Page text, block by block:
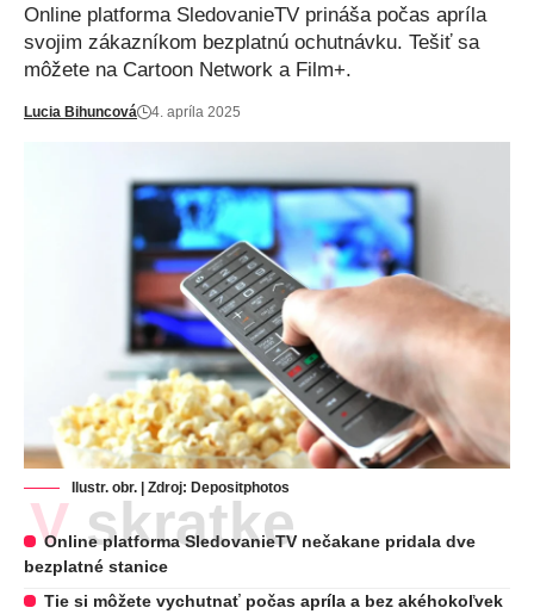
Online platforma SledovanieTV prináša počas apríla
svojim zákazníkom bezplatnú ochutnávku. Tešiť sa
môžete na Cartoon Network a Film+.
Lucia Bihuncová 4. apríla 2025
Ilustr. obr. | Zdroj: Depositphotos
V skratke
Online platforma SledovanieTV nečakane pridala dve
bezplatné stanice
Tie si môžete vychutnať počas apríla a bez akéhokoľvek